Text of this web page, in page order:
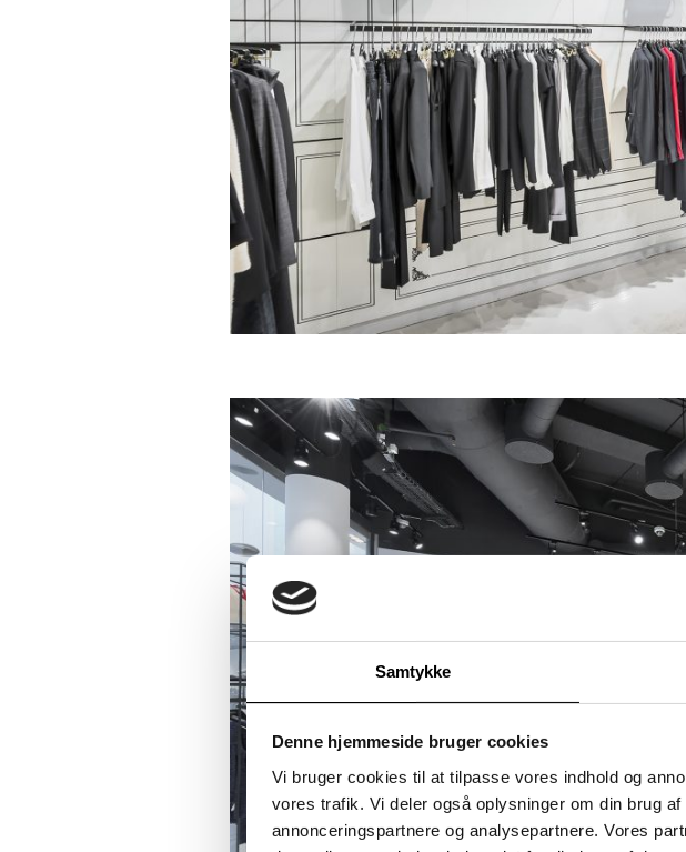
Samtykke
Denne hjemmeside bruger cookies
Vi bruger cookies til at tilpasse vores indhold og
vores trafik. Vi deler også oplysninger om din brug
annonceringspartnere og analysepartnere. Vores